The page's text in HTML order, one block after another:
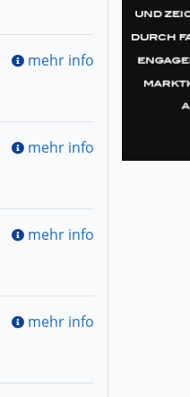
mehr info
mehr info
mehr info
mehr info